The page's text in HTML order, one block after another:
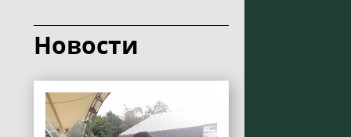
Новости